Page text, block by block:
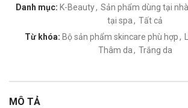
Danh mục: K-Beauty, Sản phẩm dùng tại nhà
tại spa, Tất cả
Từ khóa: Bộ sản phẩm skincare phù hợp,
Thâm da, Trắng da
MÔ TẢ